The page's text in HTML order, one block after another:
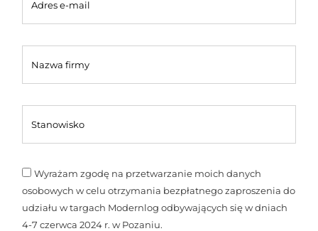
Wyrażam zgodę na przetwarzanie moich danych
osobowych w celu otrzymania bezpłatnego zaproszenia do
udziału w targach Modernlog odbywających się w dniach
4-7 czerwca 2024 r. w Pozaniu.